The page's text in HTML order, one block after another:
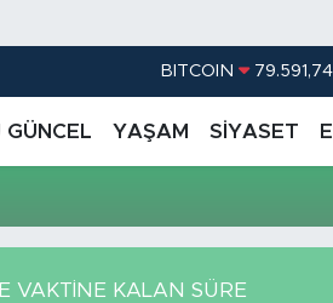
BITCOIN 79.591,74
G.ALTIN
BİST100
GÜNCEL YAŞAM SİYASET
VAKTİNE KALAN SÜRE